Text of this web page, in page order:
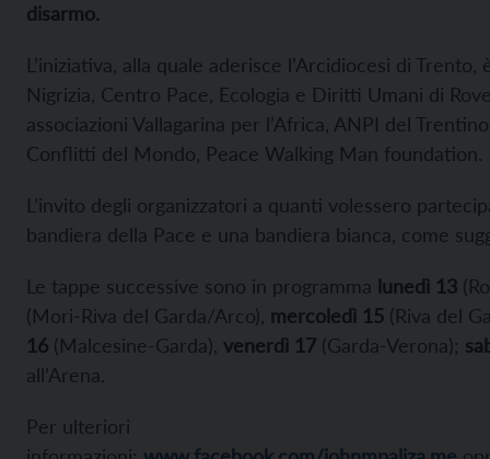
disarmo.
L’iniziativa, alla quale aderisce l’Arcidiocesi di
Nigrizia, Centro Pace, Ecologia e Diritti Umani di
associazioni Vallagarina per l’Africa, ANPI del
Conflitti del Mondo, Peace Walking Man foundation.
L’invito degli organizzatori a quanti volessero
bandiera della Pace e una bandiera bianca, come
Le tappe successive sono in programma lunedì 13
(Mori-Riva del Garda/Arco), mercoledì 15 (Riva del
16 (Malcesine-Garda), venerdì 17 (Garda-Verona);
all’Arena.
Per ulteriori